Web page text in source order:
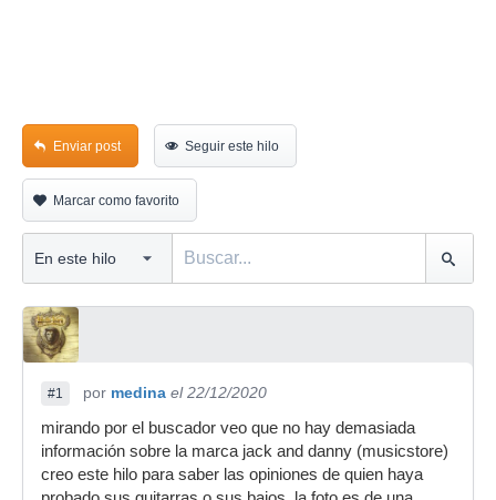
Enviar post Seguir este hilo
Marcar como favorito
#1 por medina el 22/12/2020
mirando por el buscador veo que no hay demasiada
información sobre la marca jack and danny (musicstore)
creo este hilo para saber las opiniones de quien haya